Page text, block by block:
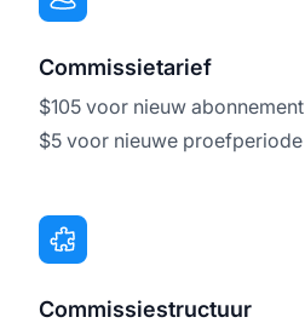
Commissietarief
$105 voor nieuw abonnement
$5 voor nieuwe proefperiode
Commissiestructuur